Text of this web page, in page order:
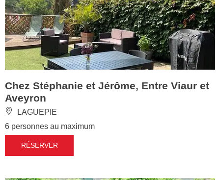
Chez Stéphanie et Jérôme, Entre Viaur et
Aveyron
LAGUEPIE
6 personnes au maximum
RÉSERVER